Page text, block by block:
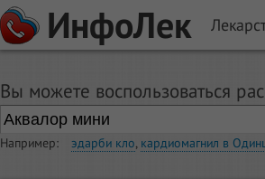
ИнфоЛек
Вы можете воспользоваться
Например: эдарби кло, кардиомагнил в